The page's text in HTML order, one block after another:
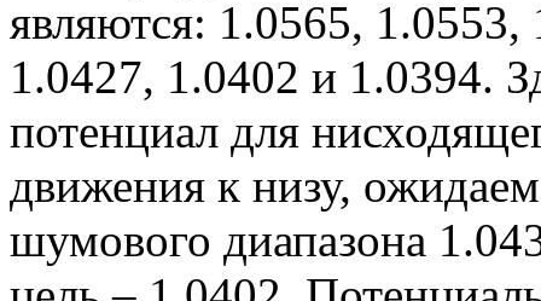
являются: 1.0565,
1.0427, 1.0402 и 1.0394.
потенциал для
движения к низу,
шумового диапазона